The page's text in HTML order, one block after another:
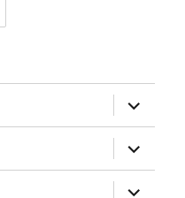
išskleisti
sub-
meniu
išskleisti
sub-
meniu
išskleisti